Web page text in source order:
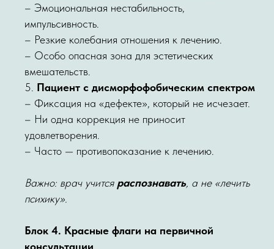
– Эмоциональная нестабильность,
импульсивность.
– Резкие колебания отношения к лечению.
– Особо опасная зона для эстетических
вмешательств.
5. Пациент с дисморфофобическим спектром
– Фиксация на «дефекте», который не исчезает.
– Ни одна коррекция не приносит
удовлетворения.
– Часто — противопоказание к лечению.
Важно: врач учится распознавать, а не «лечить
психику».
Блок 4. Красные флаги на первичной
консультации